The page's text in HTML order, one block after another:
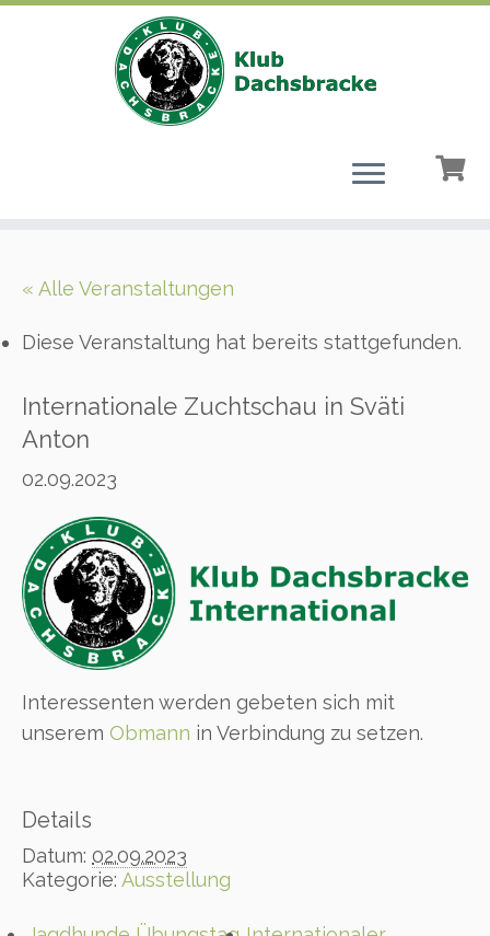
« Alle Veranstaltungen
Diese Veranstaltung hat bereits stattgefunden.
Internationale Zuchtschau in Sväti
Anton
02.09.2023
Interessenten werden gebeten sich mit
unserem Obmann in Verbindung zu setzen.
Details
Datum: 02.09.2023
Kategorie: Ausstellung